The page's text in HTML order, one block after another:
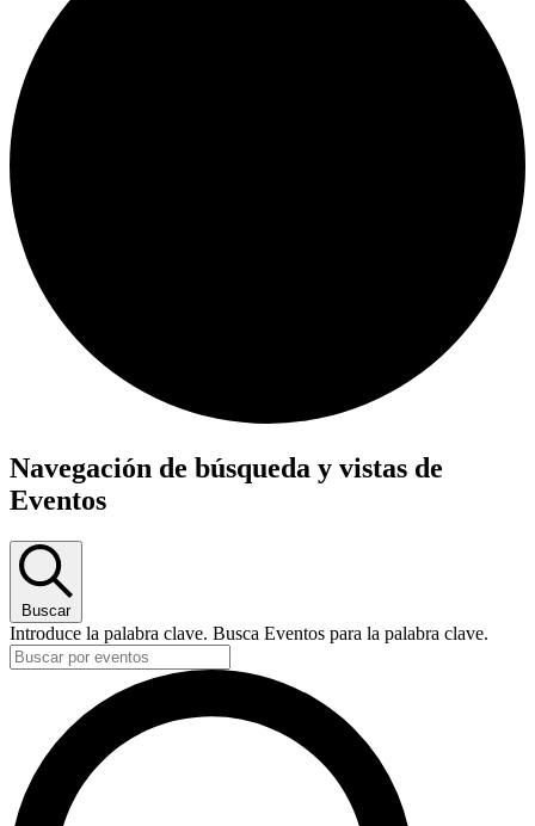
Eventos
Navegación de búsqueda y vistas de
Eventos
Buscar
Introduce la palabra clave. Busca Eventos para la palabra clave.